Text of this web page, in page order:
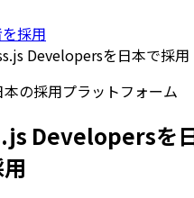
採用
Developersを日本で採用
本の採用プラットフォーム
Developersを